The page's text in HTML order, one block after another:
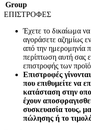
Group
ΕΠΙΣΤΡΟΦΕΣ
Έχετε το δικαίωμα
αγοράσετε αζημίως
από την ημερομηνία
περίπτωση αυτή σας
επιστροφής των
Επιστροφές
που επιθυμείτε να
κατάσταση στην
έχουν
συσκευασία τους,
πώλησης ή το